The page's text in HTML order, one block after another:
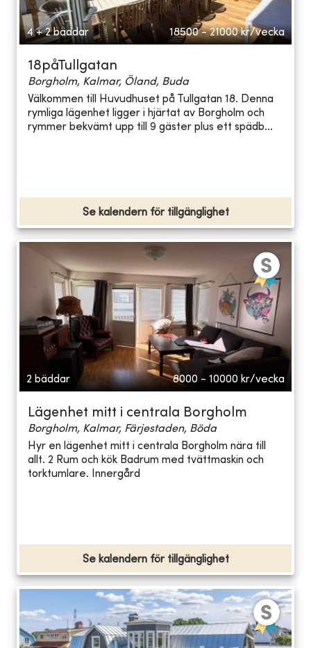
4 + 2 bäddar 18500 - 21000 kr/vecka
18påTullgatan
Borgholm, Kalmar, Öland, Buda
Välkommen till Huvudhuset på Tullgatan 18. Denna
rymliga lägenhet ligger i hjärtat av Borgholm och
rymmer bekvämt upp till 9 gäster plus ett spädb...
Se kalendern för tillgänglighet
2 bäddar 8000 - 10000 kr/vecka
Lägenhet mitt i centrala Borgholm
Borgholm, Kalmar, Färjestaden, Böda
Hyr en lägenhet mitt i centrala Borgholm nära till
allt. 2 Rum och kök Badrum med tvättmaskin och
torktumlare. Innergård
Se kalendern för tillgänglighet